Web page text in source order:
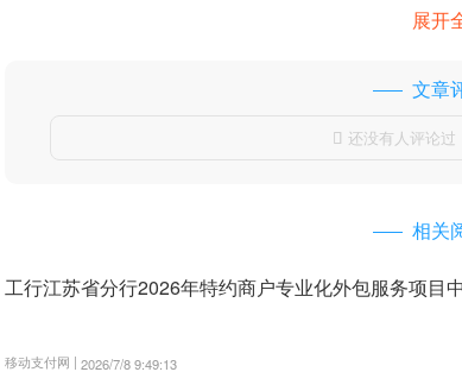
展开
文章
 还没有人评论过
相关
工行江苏省分行2026年特约商户专业化外包服务项目
移动支付网 | 2026/7/8 9:49:13